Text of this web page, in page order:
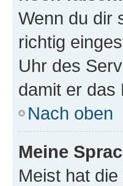
Wenn du dir
richtig
Uhr des
damit er das
Nach oben
Meine
Meist hat